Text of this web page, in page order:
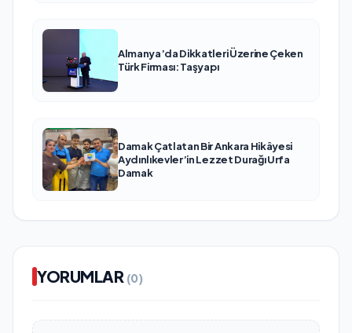
Almanya’da Dikkatleri Üzerine Çeken
Türk Firması: Taşyapı
Damak Çatlatan Bir Ankara Hikâyesi
Aydınlıkevler’in Lezzet Durağı Urfa
Damak
YORUMLAR (0)